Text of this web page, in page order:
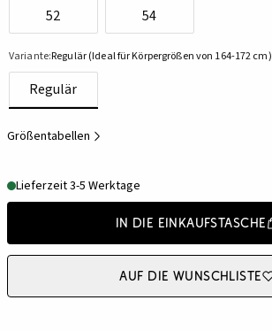
52 54
Variante:Regulär (Ideal für Körpergrößen von 164-172 cm)
Regulär
Größentabellen
Lieferzeit 3-5 Werktage
In die Einkaufstasche
Auf die Wunschliste